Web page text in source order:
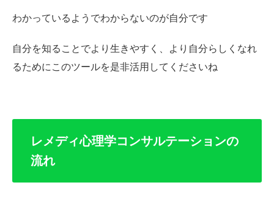
わかっているようでわからないのが自分です
自分を知ることでより生きやすく、より自分らしくなれ
るためにこのツールを是非活用してくださいね
レメディ心理学コンサルテーションの
流れ